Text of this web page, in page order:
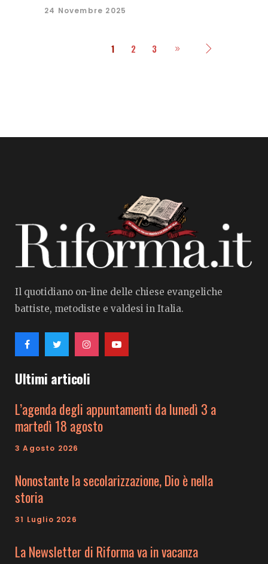
24 Novembre 2025
1 2 3
Il quotidiano on-line delle chiese evangeliche
battiste, metodiste e valdesi in Italia.
Ultimi articoli
L’agenda degli appuntamenti da lunedì 3 a
martedì 18 agosto
3 Agosto 2026
Nonostante la secolarizzazione, Dio è nella
storia
31 Luglio 2026
La Newsletter di Riforma va in vacanza